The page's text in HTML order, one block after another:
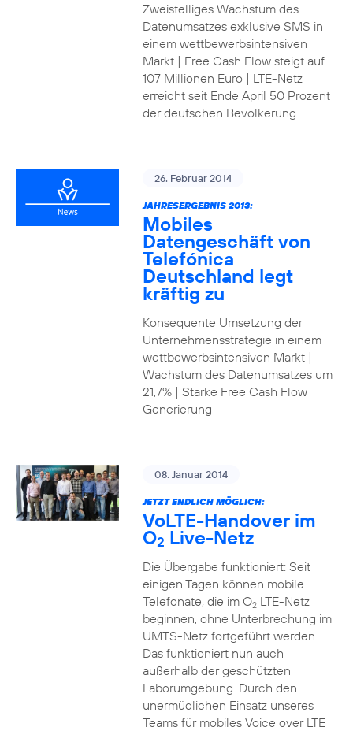
Zweistelliges Wachstum des
Datenumsatzes exklusive SMS in
einem wettbewerbsintensiven
Markt | Free Cash Flow steigt auf
107 Millionen Euro | LTE-Netz
erreicht seit Ende April 50 Prozent
der deutschen Bevölkerung
26. Februar 2014
JAHRESERGEBNIS 2013:
Mobiles
Datengeschäft von
Telefónica
Deutschland legt
kräftig zu
Konsequente Umsetzung der
Unternehmensstrategie in einem
wettbewerbsintensiven Markt |
Wachstum des Datenumsatzes um
21,7% | Starke Free Cash Flow
Generierung
08. Januar 2014
JETZT ENDLICH MÖGLICH:
VoLTE-Handover im
O2 Live-Netz
Die Übergabe funktioniert: Seit
einigen Tagen können mobile
Telefonate, die im O2LTE-Netz
beginnen, ohne Unterbrechung im
UMTS-Netz fortgeführt werden.
Das funktioniert nun auch
außerhalb der geschützten
Laborumgebung. Durch den
unermüdlichen Einsatz unseres
Teams für mobiles Voice over LTE